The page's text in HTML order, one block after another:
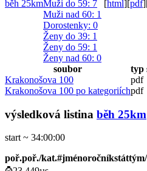
běh 25kmMuži do 59: 7
Muži nad 60: 1
Dorostenky: 0
Ženy do 39: 1
Ženy do 59: 1
Ženy nad 60: 0
[html][pdf]
soubor typ
Krakonošova 100
pdf
Krakonošova 100 po kategoriíchpdf
výsledková listina běh 25km
start ~ 34:00:00
poř.poř./kat.#jménoročníkstát